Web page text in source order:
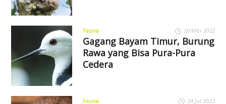
Fauna 20 Mei 2022
Gagang Bayam Timur, Burung
Rawa yang Bisa Pura-Pura
Cedera
Fauna 24 Jul 2023